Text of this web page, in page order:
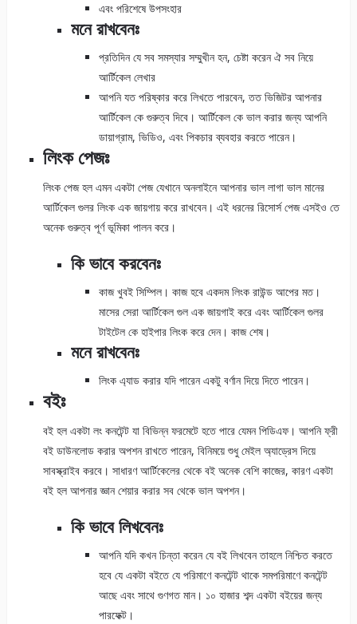
এবং পরিশেষে উপসংহার
মনে রাখবেনঃ
প্রতিদিন যে সব সমস্যার সম্মুখীন হন, চেষ্টা করেন ঐ সব নিয়ে
আর্টিকেল লেখার
আপনি যত পরিষ্কার করে লিখতে পারবেন, তত ভিজিটর আপনার
আর্টিকেল কে গুরুত্ব দিবে। আর্টিকেল কে ভাল করার জন্য আপনি
ডায়াগ্রাম, ভিডিও, এবং পিকচার ব্যবহার করতে পারেন।
লিংক পেজঃ
লিংক পেজ হল এমন একটা পেজ যেখানে অনলাইনে আপনার ভাল লাগা ভাল মানের
আর্টিকেল গুলর লিংক এক জায়গায় করে রাখবেন। এই ধরনের রিসোর্স পেজ এসইও তে
অনেক গুরুত্ব পূর্ণ ভূমিকা পালন করে।
কি ভাবে করবেনঃ
কাজ খুবই সিম্পিল। কাজ হবে একদম লিংক রাউন্ড আপের মত।
মাসের সেরা আর্টিকেল গুল এক জায়গাই করে এবং আর্টিকেল গুলর
টাইটেল কে হাইপার লিংক করে দেন। কাজ শেষ।
মনে রাখবেনঃ
লিংক এ্যাড করার যদি পারেন একটু বর্ণান দিয়ে দিতে পারেন।
বইঃ
বই হল একটা লং কনটেন্ট যা বিভিন্ন ফরমেটে হতে পারে যেমন পিডিএফ। আপনি ফ্রী
বই ডাউনলোড করার অপশন রাখতে পারেন, বিনিময়ে শুধু মেইল অ্যাড্রেস দিয়ে
সাবস্ক্রাইব করবে। সাধারণ আর্টিকেলের থেকে বই অনেক বেশি কাজের, কারণ একটা
বই হল আপনার জ্ঞান শেয়ার করার সব থেকে ভাল অপশন।
কি ভাবে লিখবেনঃ
আপনি যদি কখন চিন্তা করেন যে বই লিখবেন তাহলে নিশ্চিত করতে
হবে যে একটা বইতে যে পরিমাণে কনটেন্ট থাকে সমপরিমাণে কনটেন্ট
আছে এবং সাথে গুণগত মান। ১০ হাজার শব্দ একটা বইয়ের জন্য
পারফেক্ট।